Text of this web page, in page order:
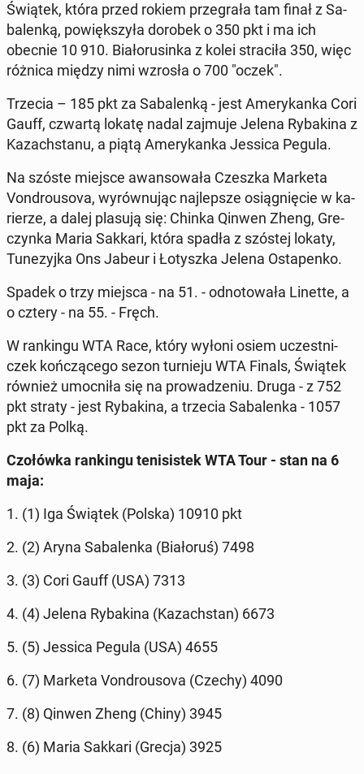
Świątek, która przed rokiem prze­gra­ła tam finał z Sa­
ba­len­ką, po­więk­szy­ła dorobek o 350 pkt i ma ich
obecnie 10 910. Bia­ło­ru­sin­ka z kolei stra­ci­ła 350, więc
różnica między nimi wzrosła o 700 "oczek".
Trzecia – 185 pkt za Sa­ba­len­ką - jest Ame­ry­kan­ka Cori
Gauff, czwartą lokatę nadal zajmuje Jelena Ry­ba­ki­na z
Ka­zach­sta­nu, a piątą Ame­ry­kan­ka Jessica Pegula.
Na szóste miejsce awan­so­wa­ła Czeszka Marketa
Von­dro­uso­va, wy­rów­nu­jąc naj­lep­sze osią­gnię­cie w ka­
rie­rze, a dalej plasują się: Chinka Qinwen Zheng, Gre­
czyn­ka Maria Sakkari, która spadła z szóstej lokaty,
Tu­ne­zyj­ka Ons Jabeur i Ło­tysz­ka Jelena Osta­pen­ko.
Spadek o trzy miejsca - na 51. - od­no­to­wa­ła Linette, a
o cztery - na 55. - Fręch.
W ran­kin­gu WTA Race, który wyłoni osiem uczest­ni­
czek koń­czą­ce­go sezon tur­nie­ju WTA Finals, Świątek
również umoc­ni­ła się na pro­wa­dze­niu. Druga - z 752
pkt straty - jest Ry­ba­ki­na, a trzecia Sa­ba­len­ka - 1057
pkt za Polką.
Czo­łów­ka ran­kin­gu te­ni­si­stek WTA Tour - stan na 6
maja:
1. (1) Iga Świątek (Polska) 10910 pkt
2. (2) Aryna Sa­ba­len­ka (Bia­ło­ruś) 7498
3. (3) Cori Gauff (USA) 7313
4. (4) Jelena Ry­ba­ki­na (Ka­zach­stan) 6673
5. (5) Jessica Pegula (USA) 4655
6. (7) Marketa Von­dro­uso­va (Czechy) 4090
7. (8) Qinwen Zheng (Chiny) 3945
8. (6) Maria Sakkari (Grecja) 3925